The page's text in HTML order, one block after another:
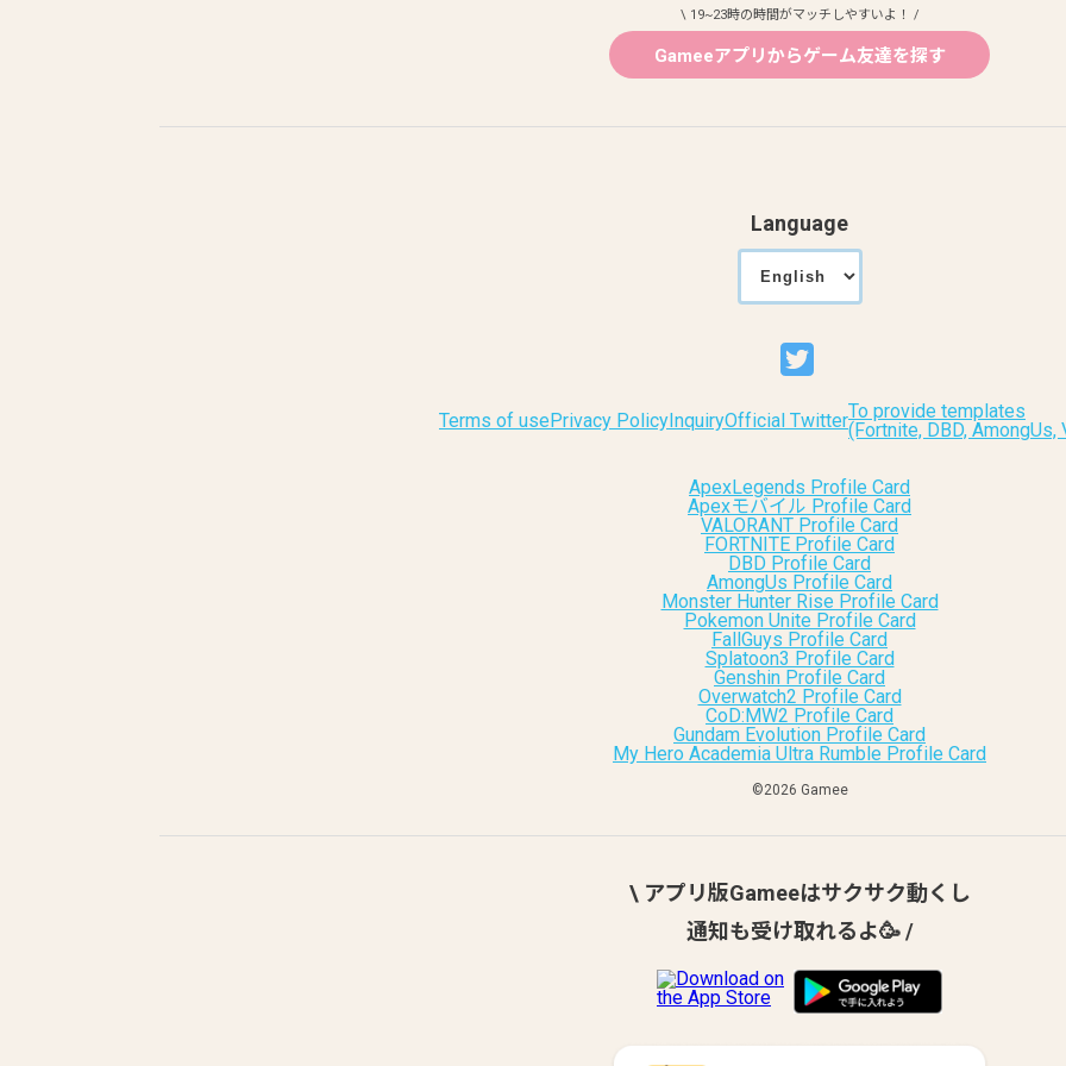
\ 19~23時の時間がマッチしやすいよ！ /
Gameeアプリからゲーム友達を探す
Language
Terms of usePrivacy Policy InquiryOfficial TwitterTo provide templates
(Fortnite, DBD, AmongUs,
ApexLegends Profile Card
Apexモバイル Profile Card
VALORANT Profile Card
FORTNITE Profile Card
DBD Profile Card
AmongUs Profile Card
Monster Hunter Rise Profile Card
Pokemon Unite Profile Card
FallGuys Profile Card
Splatoon3 Profile Card
Genshin Profile Card
Overwatch2 Profile Card
CoD:MW2 Profile Card
Gundam Evolution Profile Card
My Hero Academia Ultra Rumble Profile Card
©︎2026 Gamee
\ アプリ版Gameeはサクサク動くし
通知も受け取れるよ🥳 /